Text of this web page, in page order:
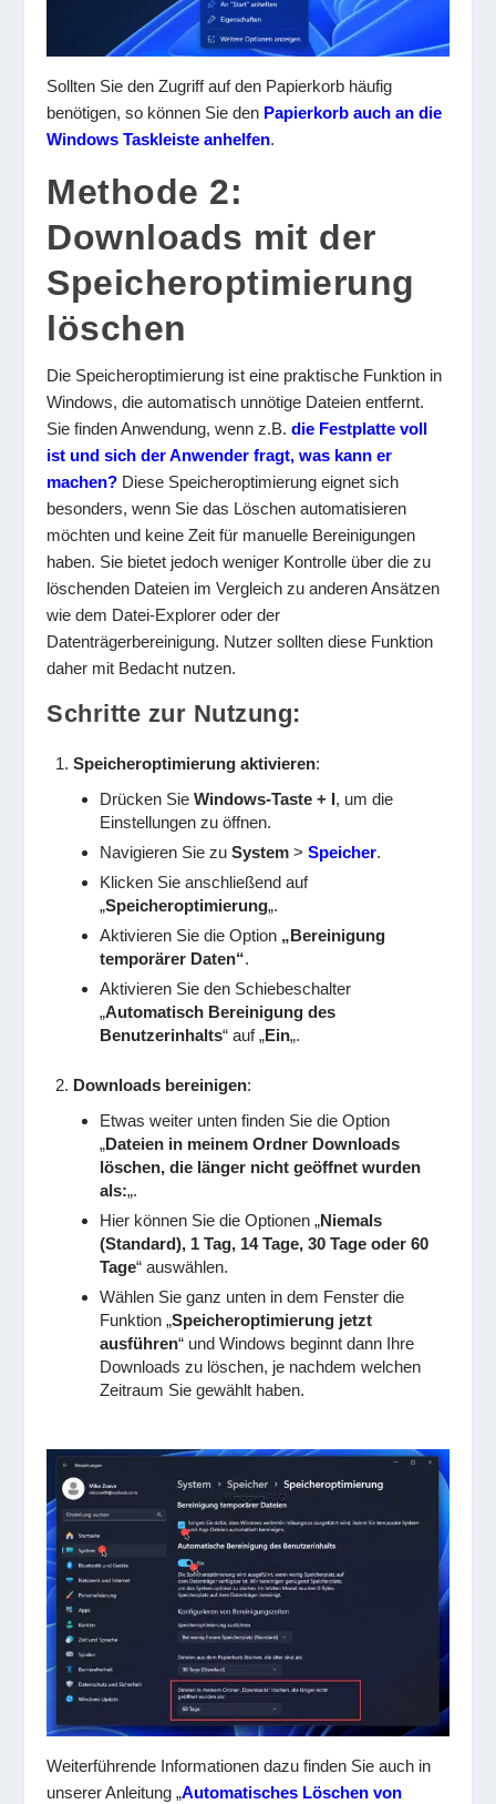
Sollten Sie den Zugriff auf den Papierkorb häufig
benötigen, so können Sie den Papierkorb auch an die
Windows Taskleiste anhelfen.
Methode 2:
Downloads mit der
Speicheroptimierung
löschen
Die Speicheroptimierung ist eine praktische Funktion in
Windows, die automatisch unnötige Dateien entfernt.
Sie finden Anwendung, wenn z.B.die Festplatte voll
ist und sich der Anwender fragt, was kann er
machen? Diese Speicheroptimierung eignet sich
besonders, wenn Sie das Löschen automatisieren
möchten und keine Zeit für manuelle Bereinigungen
haben. Sie bietet jedoch weniger Kontrolle über die zu
löschenden Dateien im Vergleich zu anderen Ansätzen
wie dem Datei-Explorer oder der
Datenträgerbereinigung. Nutzer sollten diese Funktion
daher mit Bedacht nutzen.
Schritte zur Nutzung:
Speicheroptimierung aktivieren:
Drücken SieWindows-Taste + I, um die
Einstellungen zu öffnen.
Navigieren Sie zuSystem >Speicher.
Klicken Sie anschließend auf
„Speicheroptimierung„.
Aktivieren Sie die Option „Bereinigung
temporärer Daten“.
Aktivieren Sie den Schiebeschalter
„Automatisch Bereinigung des
Benutzerinhalts“ auf „Ein„.
Downloads bereinigen:
Etwas weiter unten finden Sie die Option
„Dateien in meinem Ordner Downloads
löschen, die länger nicht geöffnet wurden
als:„.
Hier können Sie die Optionen „Niemals
(Standard), 1 Tag, 14 Tage, 30 Tage oder 60
Tage“ auswählen.
Wählen Sie ganz unten in dem Fenster die
Funktion „Speicheroptimierung jetzt
ausführen“ und Windows beginnt dann Ihre
Downloads zu löschen, je nachdem welchen
Zeitraum Sie gewählt haben.
Weiterführende Informationen dazu finden Sie auch in
unserer Anleitung „Automatisches Löschen von